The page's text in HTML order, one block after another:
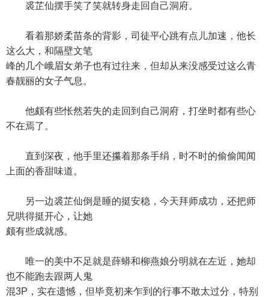
裘芷仙摆手笑了笑就转身走回自己洞府。
看着那娇柔苗条的背影，司徒平心跳有点儿加速，他长
这么大，和隔壁文笔
峰的几个峨眉女弟子也有过往来，但却从来没感受过这么青
春靓丽的女子气息。
他颇有些怅然若失的走回到自己洞府，打坐时都有些心
不在焉了。
直到深夜，他手里还攥着那条手绢，时不时的偷偷闻闻
上面的香甜味道。
另一边裘芷仙倒是睡的挺安稳，今天拜师成功，还把师
兄哄得挺开心，让她
颇有些成就感。
唯一的美中不足就是薛蟒和柳燕娘分明就在左近，她却
也不能跑去跟两人鬼
混3P，实在遗憾，但毕竟初来乍到的行事不敢太过分，特别